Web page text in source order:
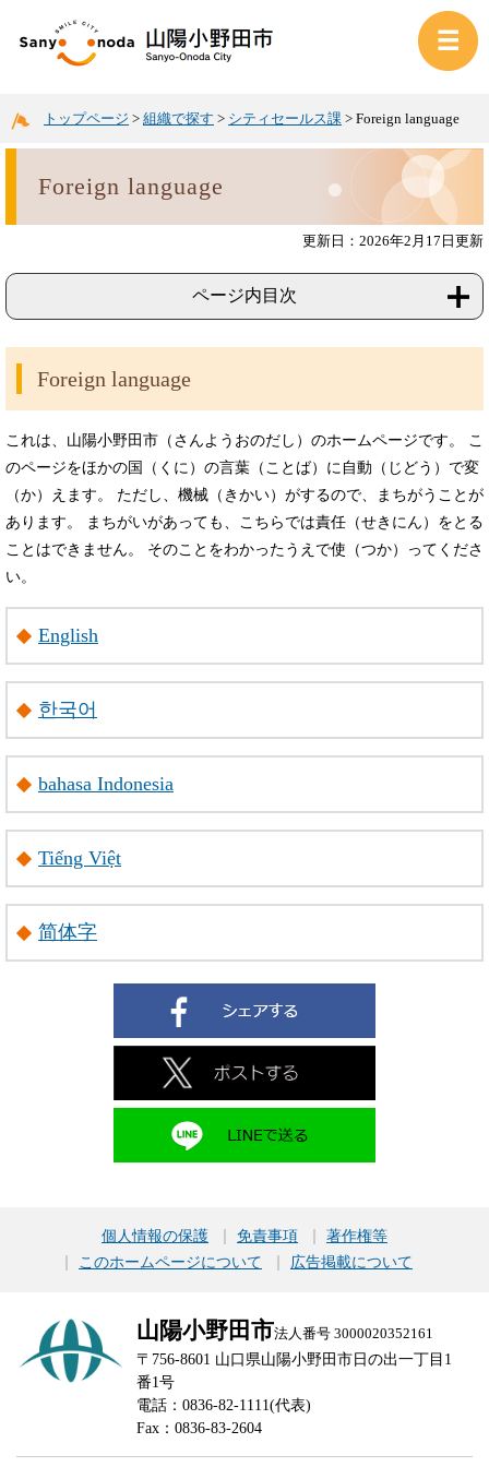
トップページ > 組織で探す > シティセールス課 > Foreign language
Foreign language
更新日：2026年2月17日更新
ページ内目次
Foreign language
これは、山陽小野田市（さんようおのだし）のホームページです。 こ
のページをほかの国（くに）の言葉（ことば）に自動（じどう）で変
（か）えます。 ただし、機械（きかい）がするので、まちがうことが
あります。 まちがいがあっても、こちらでは責任（せきにん）をとる
ことはできません。 そのことをわかったうえで使（つか）ってくださ
い。
English
한국어
bahasa Indonesia
Tiếng Việt
简体字
個人情報の保護 免責事項
著作権等
このホームページについて
広告掲載について
山陽小野田市法人番号 3000020352161
〒756-8601 山口県山陽小野田市日の出一丁目1
番1号
電話：0836-82-1111(代表)
Fax：0836-83-2604